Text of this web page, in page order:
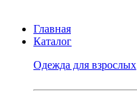
Главная
Каталог
Одежда для взрослых